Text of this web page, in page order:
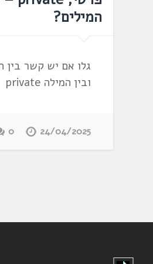
המילים?
גלו אם יש קשר בין
ובין המילה private
24/04/2025
0